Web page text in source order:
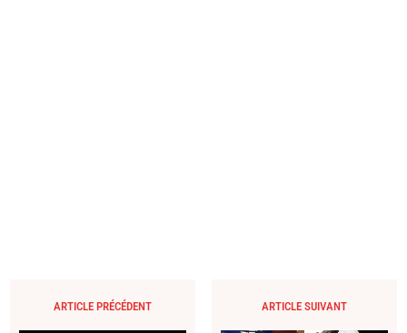
ARTICLE PRÉCÉDENT ARTICLE SUIVANT